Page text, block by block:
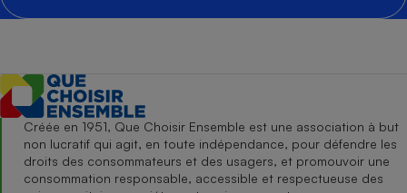
Créée en 1951, Que Choisir Ensemble est une association à but
non lucratif qui agit, en toute indépendance, pour défendre les
droits des consommateurs et des usagers, et promouvoir une
consommation responsable, accessible et respectueuse des